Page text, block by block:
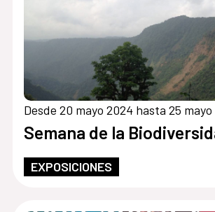
Desde 20 mayo 2024 hasta 25
Semana de la
EXPOSICIONES